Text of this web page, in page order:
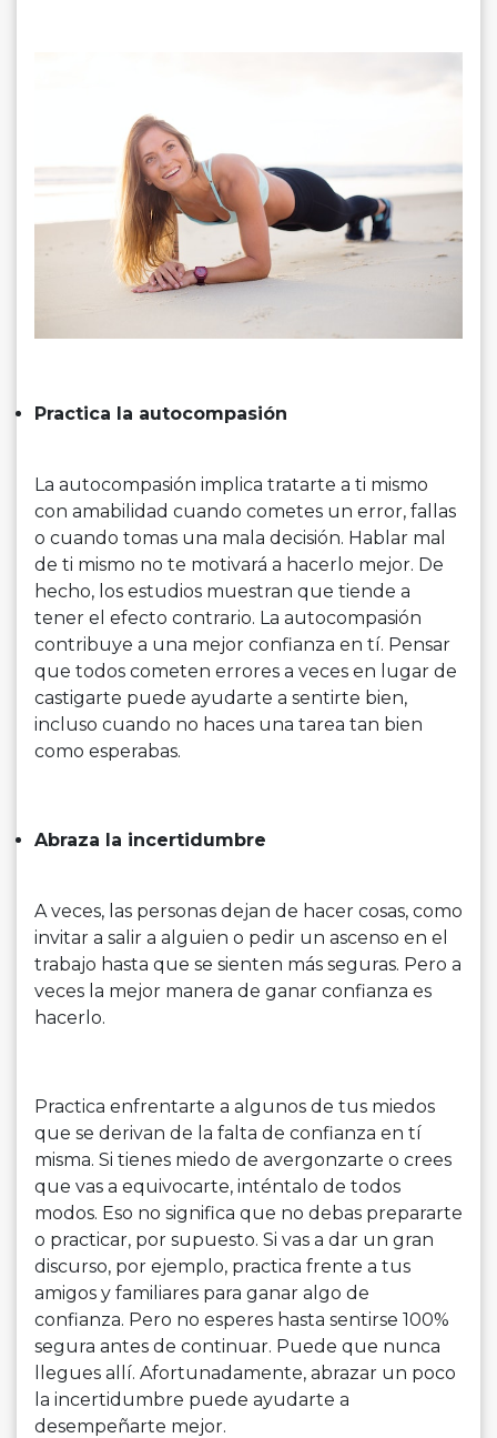
Practica la autocompasión
La autocompasión implica tratarte a ti mismo
con amabilidad cuando cometes un error, fallas
o cuando tomas una mala decisión. Hablar mal
de ti mismo no te motivará a hacerlo mejor. De
hecho, los estudios muestran que tiende a
tener el efecto contrario. La autocompasión
contribuye a una mejor confianza en tí. Pensar
que todos cometen errores a veces en lugar de
castigarte puede ayudarte a sentirte bien,
incluso cuando no haces una tarea tan bien
como esperabas.
Abraza la incertidumbre
A veces, las personas dejan de hacer cosas, como
invitar a salir a alguien o pedir un ascenso en el
trabajo hasta que se sienten más seguras. Pero a
veces la mejor manera de ganar confianza es
hacerlo.
Practica enfrentarte a algunos de tus miedos
que se derivan de la falta de confianza en tí
misma. Si tienes miedo de avergonzarte o crees
que vas a equivocarte, inténtalo de todos
modos. Eso no significa que no debas prepararte
o practicar, por supuesto. Si vas a dar un gran
discurso, por ejemplo, practica frente a tus
amigos y familiares para ganar algo de
confianza. Pero no esperes hasta sentirse 100%
segura antes de continuar. Puede que nunca
llegues allí. Afortunadamente, abrazar un poco
la incertidumbre puede ayudarte a
desempeñarte mejor.